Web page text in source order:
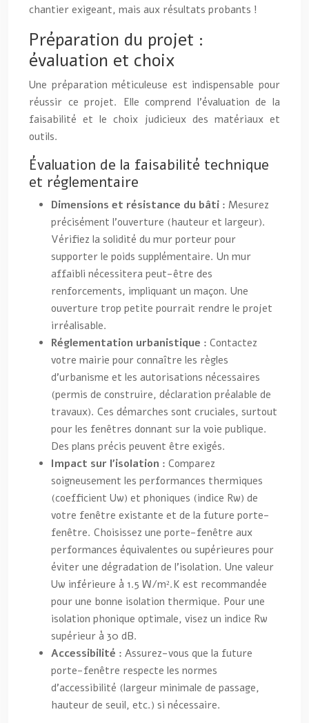
chantier exigeant, mais aux résultats probants !
Préparation du projet :
évaluation et choix
Une préparation méticuleuse est indispensable pour
réussir ce projet. Elle comprend l’évaluation de la
faisabilité et le choix judicieux des matériaux et
outils.
Évaluation de la faisabilité technique
et réglementaire
Dimensions et résistance du bâti : Mesurez
précisément l’ouverture (hauteur et largeur).
Vérifiez la solidité du mur porteur pour
supporter le poids supplémentaire. Un mur
affaibli nécessitera peut-être des
renforcements, impliquant un maçon. Une
ouverture trop petite pourrait rendre le projet
irréalisable.
Réglementation urbanistique : Contactez
votre mairie pour connaître les règles
d’urbanisme et les autorisations nécessaires
(permis de construire, déclaration préalable de
travaux). Ces démarches sont cruciales, surtout
pour les fenêtres donnant sur la voie publique.
Des plans précis peuvent être exigés.
Impact sur l’isolation : Comparez
soigneusement les performances thermiques
(coefficient Uw) et phoniques (indice Rw) de
votre fenêtre existante et de la future porte-
fenêtre. Choisissez une porte-fenêtre aux
performances équivalentes ou supérieures pour
éviter une dégradation de l’isolation. Une valeur
Uw inférieure à 1.5 W/m².K est recommandée
pour une bonne isolation thermique. Pour une
isolation phonique optimale, visez un indice Rw
supérieur à 30 dB.
Accessibilité : Assurez-vous que la future
porte-fenêtre respecte les normes
d’accessibilité (largeur minimale de passage,
hauteur de seuil, etc.) si nécessaire.